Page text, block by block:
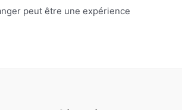
peut être une expérience